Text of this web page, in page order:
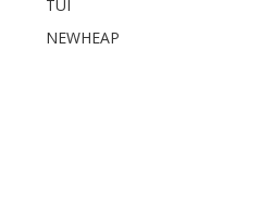
TUI
NEWHEAP